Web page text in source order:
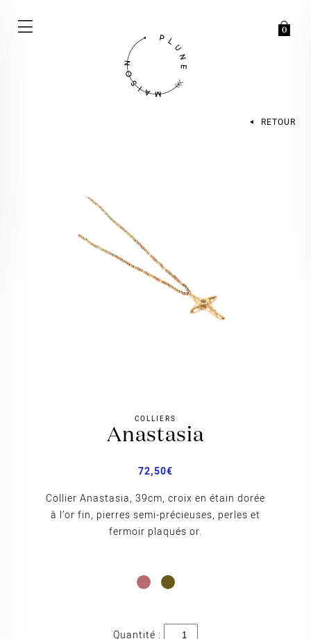
0
RETOUR
COLLIERS
anastasia
72,50€
Collier Anastasia, 39cm, croix en étain dorée
à l’or fin, pierres semi-précieuses, perles et
fermoir plaqués or.
quantité